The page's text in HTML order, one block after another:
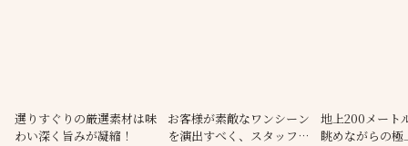
選りすぐりの厳選素材は味
わい深く旨みが凝縮！
お客様が素敵なワンシーン
を演出すべく、スタッフ一
地上200メート
眺めながらの